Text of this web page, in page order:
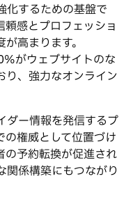
化するための基盤で
感とプロフェッショ
高まります。
がウェブサイトのな
り、強力なオンライン
ダー情報を発信するプ
の権威として位置づけ
の予約転換が促進され
関係構築にもつながり